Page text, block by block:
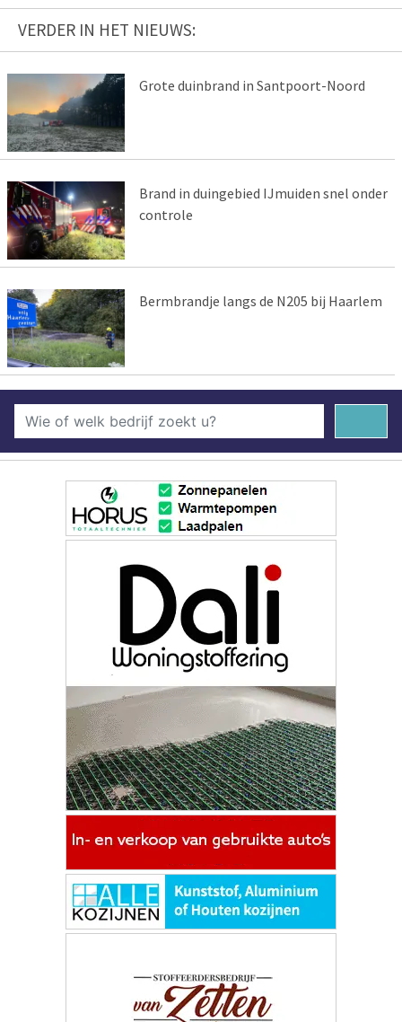
VERDER IN HET NIEUWS:
Grote duinbrand in Santpoort-Noord
Brand in duingebied IJmuiden snel onder
controle
Bermbrandje langs de N205 bij Haarlem